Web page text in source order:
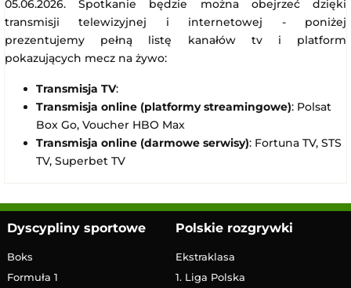
05.06.2026. Spotkanie będzie można obejrzeć dzięki
transmisji telewizyjnej i internetowej - poniżej
prezentujemy pełną listę kanałów tv i platform
pokazujących mecz na żywo:
Transmisja TV:
Transmisja online (platformy streamingowe): Polsat
Box Go, Voucher HBO Max
Transmisja online (darmowe serwisy): Fortuna TV, STS
TV, Superbet TV
Dyscypliny sportowe
Boks
Formuła 1
Polskie rozgrywki
Ekstraklasa
1. Liga Polska